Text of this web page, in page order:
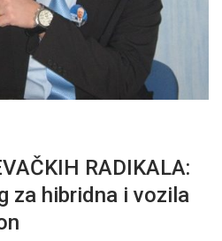
RADIKALA:
za hibridna i vozila